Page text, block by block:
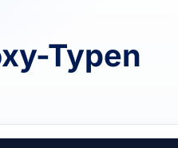
Typen